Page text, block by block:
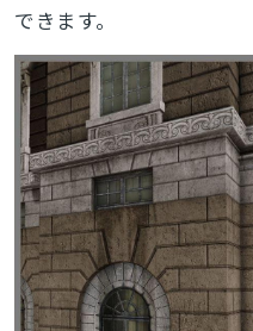
できます。